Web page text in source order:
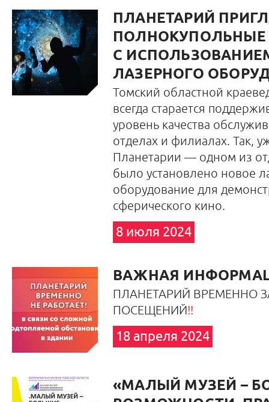
ПЛАНЕТАРИЙ
С
ЛАЗЕРНОГО
Томский областной
всегда старается
уровень качества
отделах и филиалах. Так,
Планетарии — одном из
было установлено новое
оборудование для
сферического кино.
8 июля 2024
ВАЖНАЯ
ПЛАНЕТАРИЙ ВРЕМЕННО
ПОСЕЩЕНИЙ!!
18 апреля 2024
«МАЛЫЙ МУЗЕЙ –